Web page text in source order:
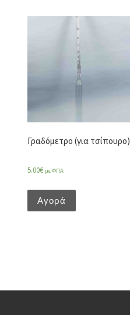
Γραδόμετρο (για τσίπουρο)
5.00€ με ΦΠΑ
Αγορά